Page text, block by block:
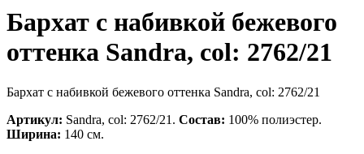
Бархат с набивкой бежевого
оттенка Sandra, col: 2762/21
Бархат с набивкой бежевого оттенка Sandra, col: 2762/21
Артикул: Sandra, col: 2762/21. Состав: 100% полиэстер.
Ширина: 140 см.